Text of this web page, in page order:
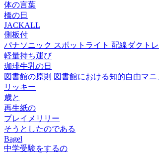
体の言葉
橋の日
JACKALL
側板付
パナソニック スポットライト 配線ダクト
軽量持ち運び
珈琲牛乳の日
図書館の原則 図書館における知的自由マ
リッキー
歳と
再生紙の
プレイメリリー
そうとしたのである
Bagel
中学受験をするの